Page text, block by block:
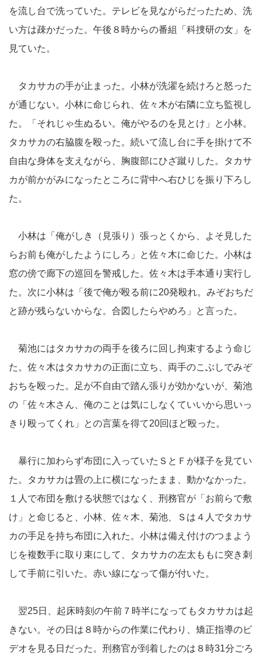
を流し台で洗っていた。テレビを見ながらだったため、洗
い方は疎かだった。午後８時からの番組「科捜研の女」を
見ていた。
タカサカの手が止まった。小林が洗濯を続けろと怒った
が通じない。小林に命じられ、佐々木が右隣に立ち監視し
た。「それじゃ生ぬるい。俺がやるのを見とけ」と小林。
タカサカの右脇腹を殴った。続いて流し台に手を掛けて不
自由な身体を支えながら、胸腹部にひざ蹴りした。タカサ
カが前かがみになったところに背中へ右ひじを振り下ろし
た。
小林は「俺がしき（見張り）張っとくから、よそ見した
らお前も俺がしたようにしろ」と佐々木に命じた。小林は
窓の傍で廊下の巡回を警戒した。佐々木は手本通り実行し
た。次に小林は「後で俺が殴る前に20発殴れ。みぞおちだ
と跡が残らないからな。合図したらやめろ」と言った。
菊池にはタカサカの両手を後ろに回し拘束するよう命じ
た。佐々木はタカサカの正面に立ち、両手のこぶしでみぞ
おちを殴った。足が不自由で踏ん張りが効かないが、菊池
の「佐々木さん、俺のことは気にしなくていいから思いっ
きり殴ってくれ」との言葉を得て20回ほど殴った。
暴行に加わらず布団に入っていたＳとＦが様子を見てい
た。タカサカは畳の上に横になったまま、動かなかった。
１人で布団を敷ける状態ではなく、刑務官が「お前らで敷
け」と命じると、小林、佐々木、菊池、Ｓは４人でタカサ
カの手足を持ち布団に入れた。小林は備え付けのつまよう
じを複数手に取り束にして、タカサカの左太ももに突き刺
して手前に引いた。赤い線になって傷が付いた。
翌25日、起床時刻の午前７時半になってもタカサカは起
きない。その日は８時からの作業に代わり、矯正指導のビ
デオを見る日だった。刑務官が到着したのは８時31分ごろ